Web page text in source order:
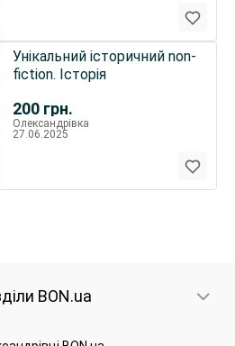
200 грн.
Унікальний історичний non-
fiction. Історія
Олександрівка
27.06.2025
BON.ua